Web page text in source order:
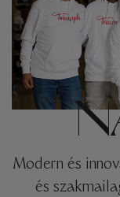
Modern és
és